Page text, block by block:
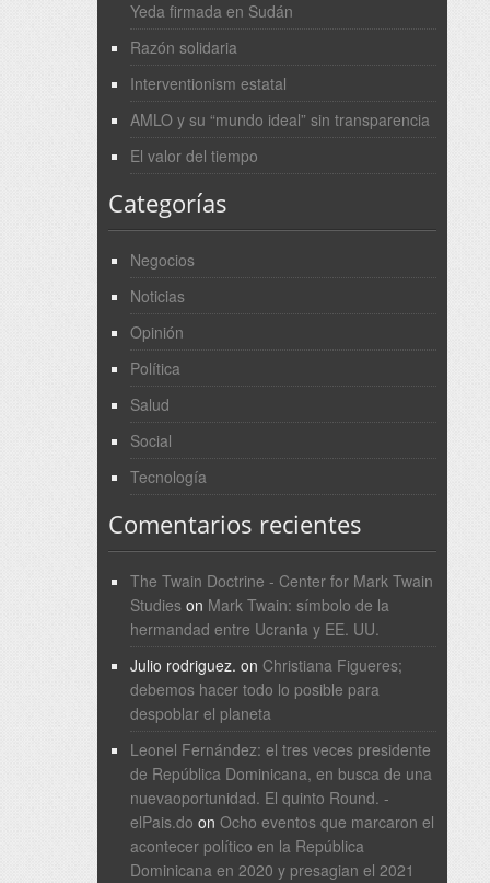
Yeda firmada en Sudán
Razón solidaria
Interventionism estatal
AMLO y su “mundo ideal” sin transparencia
El valor del tiempo
Categorías
Negocios
Noticias
Opinión
Política
Salud
Social
Tecnología
Comentarios recientes
The Twain Doctrine - Center for Mark Twain
Studieson Mark Twain: símbolo de la
hermandad entre Ucrania y EE. UU.
Julio rodriguez. on Christiana Figueres;
debemos hacer todo lo posible para
despoblar el planeta
Leonel Fernández: el tres veces presidente
de República Dominicana, en busca de una
nuevaoportunidad. El quinto Round. -
elPais.do on Ocho eventos que marcaron el
acontecer político en la República
Dominicana en 2020 y presagian el 2021